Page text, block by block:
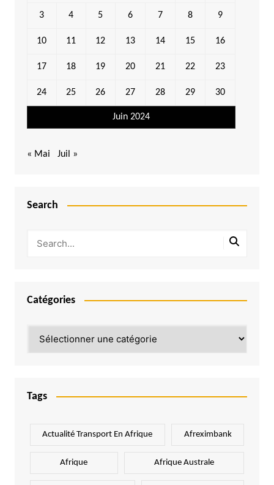
Juin 2024
3 4 5 6 7 8 9
10 11 12 13 14 15 16
17 18 19 20 21 22 23
24 25 26 27 28 29 30
« Mai Juil »
Search
Catégories
Tags
Actualité Transport En Afrique Afreximbank
Afrique Afrique Australe